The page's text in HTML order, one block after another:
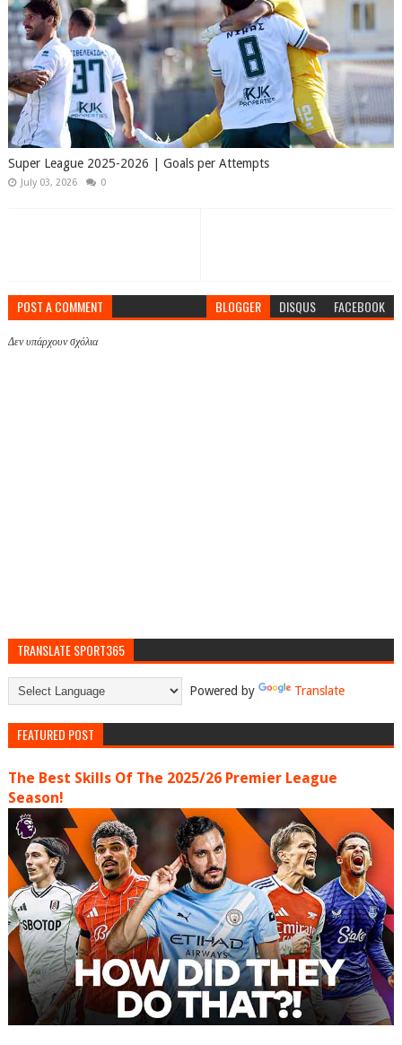
Super League 2025-2026 | Goals per Attempts
July 03, 2026 0
POST A COMMENT BLOGGER DISQUS FACEBOOK
Δεν υπάρχουν σχόλια
TRANSLATE SPORT365
Powered by Translate
FEATURED POST
The Best Skills Of The 2025/26 Premier League
Season!